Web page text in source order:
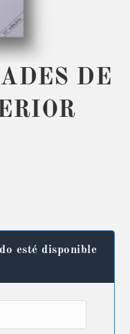
DE
esté disponible